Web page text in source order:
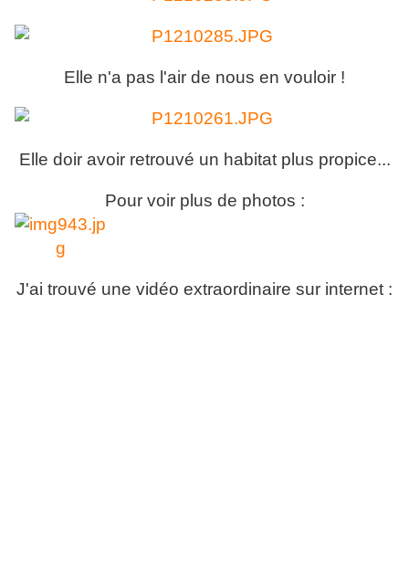
Elle n'a pas l'air de nous en vouloir !
Elle doir avoir retrouvé un habitat plus propice...
Pour voir plus de photos :
J'ai trouvé une vidéo extraordinaire sur internet :